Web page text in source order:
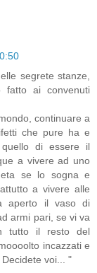
segrete stanze,
fatto ai convenuti
continuare a
che pure ha e
di essere il
a vivere ad uno
se lo sogna e
a vivere alle
aperto il vaso di
armi pari, se vi va
tutto il resto del
incazzati e
voi... "